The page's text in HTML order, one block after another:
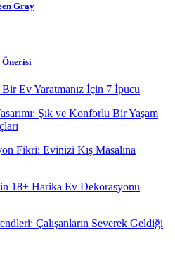
Gray
Önerisi
Ev Yaratmanız İçin 7 İpucu
Şık ve Konforlu Bir Yaşam
Fikri: Evinizi Kış Masalına
18+ Harika Ev Dekorasyonu
Çalışanların Severek Geldiği